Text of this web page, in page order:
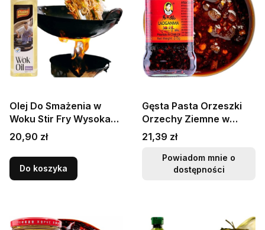
Olej Do Smażenia w
Woku Stir Fry Wysoka
Temperatura
Nierafinowany 500ml
DAILY
Cena
20,90 zł
Do koszyka
Gęsta Pasta Orzeszki
Orzechy Ziemne w
Oleju Chilli 275g LAO
GAN MA
Cena
21,39 zł
Powiadom mnie o
dostępności